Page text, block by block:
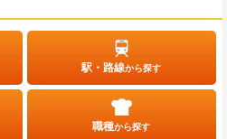
駅・路線から探す
職種から探す